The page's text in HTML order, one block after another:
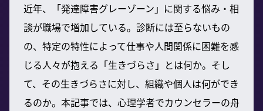
近年、「発達障害グレーゾーン」に関する悩み・相
談が職場で増加している。診断には至らないもの
の、特定の特性によって仕事や人間関係に困難を感
じる人々が抱える「生きづらさ」とは何か。そし
て、その生きづらさに対し、組織や個人は何ができ
るのか。本記事では、心理学者でカウンセラーの舟